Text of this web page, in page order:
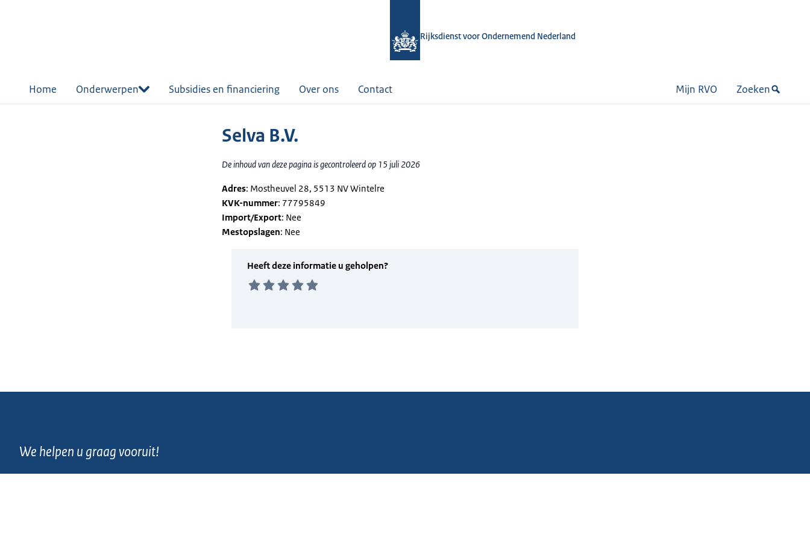
Rijksdienst voor Ondernemend Nederland
Home Onderwerpen Subsidies en financiering Over ons Contact Mijn RVO Zoeken
Selva B.V.
De inhoud van deze pagina is gecontroleerd op 15 juli 2026
Adres: Mostheuvel 28, 5513 NV Wintelre
KVK-nummer: 77795849
Import/Export: Nee
Mestopslagen: Nee
We helpen u graag vooruit!